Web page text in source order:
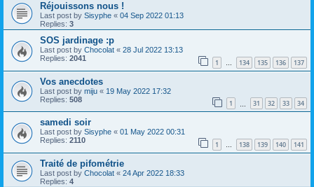
Réjouissons nous !
Last post by Sisyphe « 04 Sep 2022 01:13
Replies: 3
SOS jardinage :p
Last post by Chocolat « 28 Jul 2022 13:13
Replies: 2041 1 … 134 135 136 137
Vos anecdotes
Last post by miju « 19 May 2022 17:32
Replies: 508 1 31 32 33 34
samedi soir
Last post by Sisyphe « 01 May 2022 00:31
Replies: 2110 1 … 138 139 140 141
Traité de pifométrie
Last post by Chocolat « 24 Apr 2022 18:33
Replies: 4